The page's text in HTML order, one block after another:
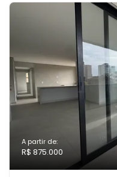
A partir de:
R$ 875.000